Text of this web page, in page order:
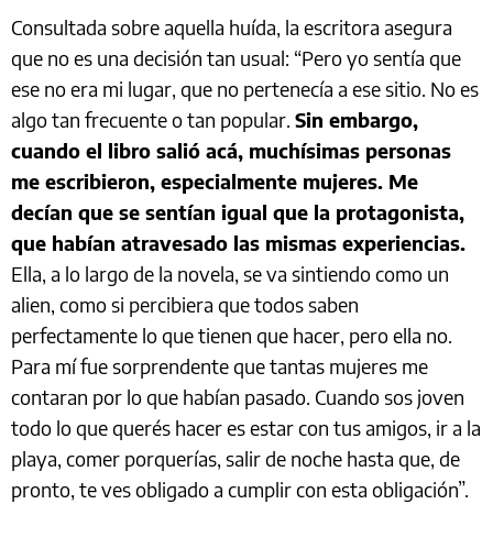
Consultada sobre aquella huída, la escritora asegura
que no es una decisión tan usual: “Pero yo sentía que
ese no era mi lugar, que no pertenecía a ese sitio. No es
algo tan frecuente o tan popular. Sin embargo,
cuando el libro salió acá, muchísimas personas
me escribieron, especialmente mujeres. Me
decían que se sentían igual que la protagonista,
que habían atravesado las mismas experiencias.
Ella, a lo largo de la novela, se va sintiendo como un
alien, como si percibiera que todos saben
perfectamente lo que tienen que hacer, pero ella no.
Para mí fue sorprendente que tantas mujeres me
contaran por lo que habían pasado. Cuando sos joven
todo lo que querés hacer es estar con tus amigos, ir a la
playa, comer porquerías, salir de noche hasta que, de
pronto, te ves obligado a cumplir con esta obligación”.